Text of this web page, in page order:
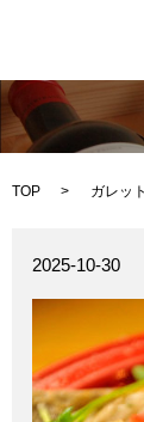
TOP ガレッ
2025-10-30